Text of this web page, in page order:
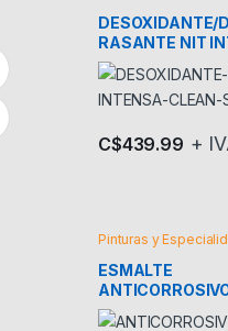
DESOXIDANTE/
RASANTE NIT
CLEAN SUR
C$439.99 +
Pinturas y
ESMALTE
INDUSTRIAL